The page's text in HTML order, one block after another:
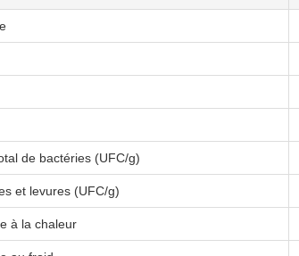
de bactéries (UFC/g)
et levures (UFC/g)
à la chaleur